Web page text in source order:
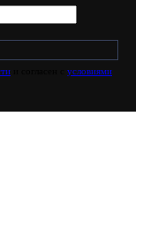
условиями